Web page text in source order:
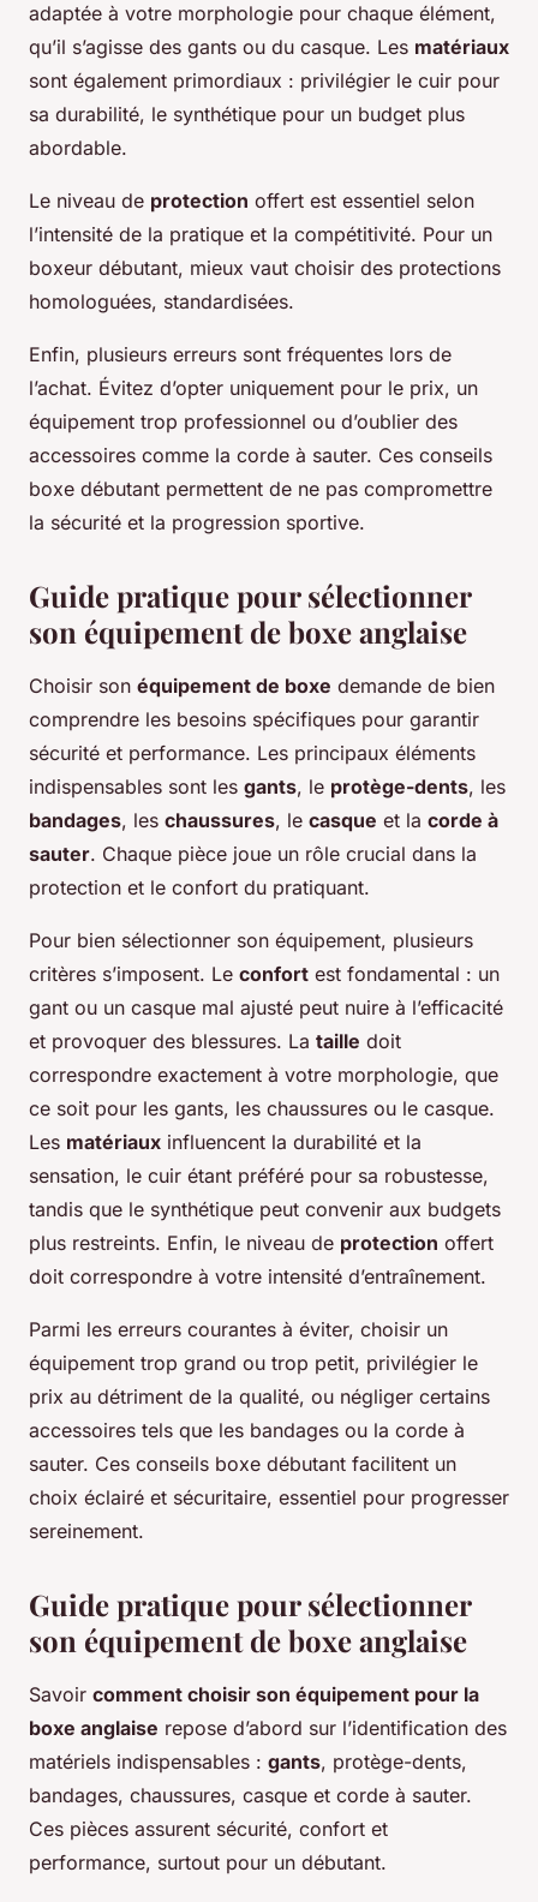
adaptée à votre morphologie pour chaque élément,
qu’il s’agisse des gants ou du casque. Les matériaux
sont également primordiaux : privilégier le cuir pour
sa durabilité, le synthétique pour un budget plus
abordable.
Le niveau de protection offert est essentiel selon
l’intensité de la pratique et la compétitivité. Pour un
boxeur débutant, mieux vaut choisir des protections
homologuées, standardisées.
Enfin, plusieurs erreurs sont fréquentes lors de
l’achat. Évitez d’opter uniquement pour le prix, un
équipement trop professionnel ou d’oublier des
accessoires comme la corde à sauter. Ces conseils
boxe débutant permettent de ne pas compromettre
la sécurité et la progression sportive.
Guide pratique pour sélectionner
son équipement de boxe anglaise
Choisir son équipement de boxe demande de bien
comprendre les besoins spécifiques pour garantir
sécurité et performance. Les principaux éléments
indispensables sont les gants, le protège-dents, les
bandages, les chaussures, le casque et la corde à
sauter. Chaque pièce joue un rôle crucial dans la
protection et le confort du pratiquant.
Pour bien sélectionner son équipement, plusieurs
critères s’imposent. Le confort est fondamental : un
gant ou un casque mal ajusté peut nuire à l’efficacité
et provoquer des blessures. La taille doit
correspondre exactement à votre morphologie, que
ce soit pour les gants, les chaussures ou le casque.
Les matériaux influencent la durabilité et la
sensation, le cuir étant préféré pour sa robustesse,
tandis que le synthétique peut convenir aux budgets
plus restreints. Enfin, le niveau de protection offert
doit correspondre à votre intensité d’entraînement.
Parmi les erreurs courantes à éviter, choisir un
équipement trop grand ou trop petit, privilégier le
prix au détriment de la qualité, ou négliger certains
accessoires tels que les bandages ou la corde à
sauter. Ces conseils boxe débutant facilitent un
choix éclairé et sécuritaire, essentiel pour progresser
sereinement.
Guide pratique pour sélectionner
son équipement de boxe anglaise
Savoir comment choisir son équipement pour la
boxe anglaise repose d’abord sur l’identification des
matériels indispensables : gants, protège-dents,
bandages, chaussures, casque et corde à sauter.
Ces pièces assurent sécurité, confort et
performance, surtout pour un débutant.